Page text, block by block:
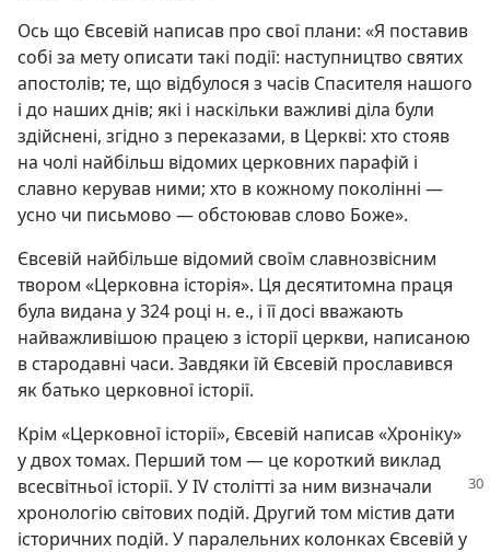
Ось що Євсевій написав про свої плани: «Я поставив
собі за мету описати такі події: наступництво святих
апостолів; те, що відбулося з часів Спасителя нашого
і до наших днів; які і наскільки важливі діла були
здійснені, згідно з переказами, в Церкві: хто стояв
на чолі найбільш відомих церковних парафій і
славно керував ними; хто в кожному поколінні —
усно чи письмово — обстоював слово Боже».
Євсевій найбільше відомий своїм славнозвісним
твором «Церковна історія». Ця десятитомна праця
була видана у 324 році н. е., і її досі вважають
найважливішою працею з історії церкви, написаною
в стародавні часи. Завдяки їй Євсевій прославився
як батько церковної історії.
Крім «Церковної історії», Євсевій написав «Хроніку»
у двох томах. Перший том — це короткий виклад
всесвітньої історії. У IV столітті за ним визначали
хронологію світових подій. Другий том містив дати
історичних подій. У паралельних колонках Євсевій у